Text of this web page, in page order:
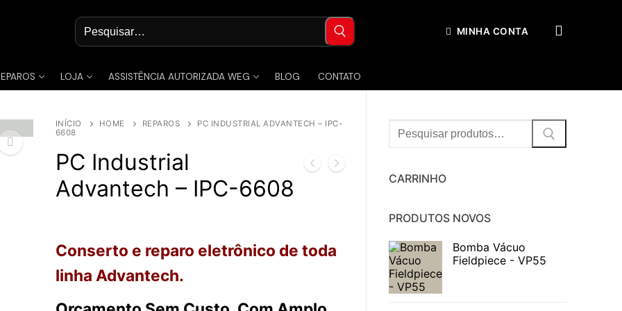
Pesquisar
por:
MINHA CONTA
LOJA ASSISTÊNCIA AUTORIZADA WEG BLOG CONTATO
INÍCIO HOME REPAROS
PC INDUSTRIAL ADVANTECH – IPC-
6608
PC Industrial
Advantech – IPC-6608
Conserto e reparo eletrônico de toda
linha Advantech.
Procurar:
CARRINHO
PRODUTOS NOVOS
Bomba Vácuo
Fieldpiece - VP55